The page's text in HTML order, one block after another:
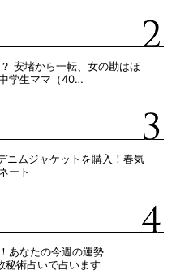
安堵から一転、女の勘はほ
学生ママ（40…
ニムジャケットを購入！春気
ート
あなたの今週の運勢
秘術占いで占います